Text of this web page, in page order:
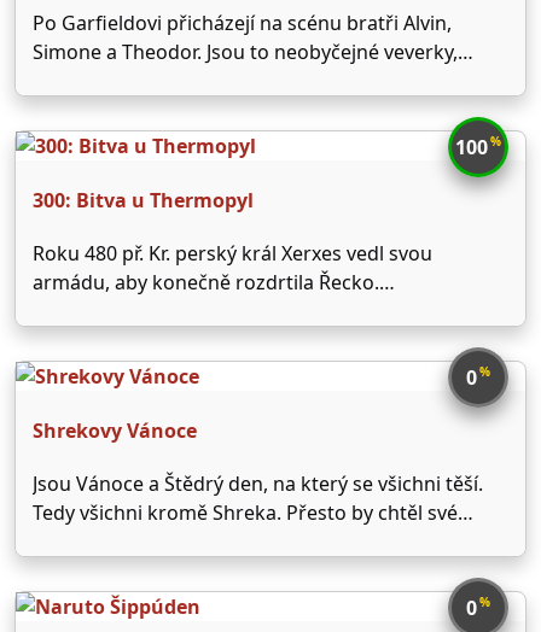
Po Garfieldovi přicházejí na scénu bratři Alvin,
Simone a Theodor. Jsou to neobyčejné veverky,
Jednoho dne narazí na Davida, který si jejich talentu
všimne a nechá je natočit desku. Následují koncerty,
100%
300: Bitva u Thermopyl
Roku 480 př. Kr. perský král Xerxes vedl svou
armádu, aby konečně rozdrtila Řecko.
průsmyk u Thermopyl, jenž k obraně poskytoval
prostor velký méně než 4,5 metru. Právě tam se 300
0%
Shrekovy Vánoce
Jsou Vánoce a Štědrý den, na který se všichni těší.
Tedy všichni kromě Shreka. Přesto by chtěl své
musí zjistit něco o tradicích a pak pochytit tu
pravou vánoční náladu. Obrátí se …
0%